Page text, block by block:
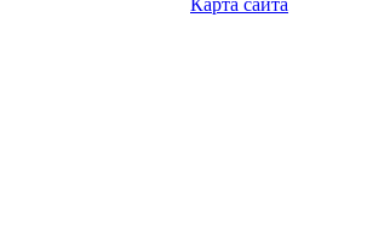
Карта сайта